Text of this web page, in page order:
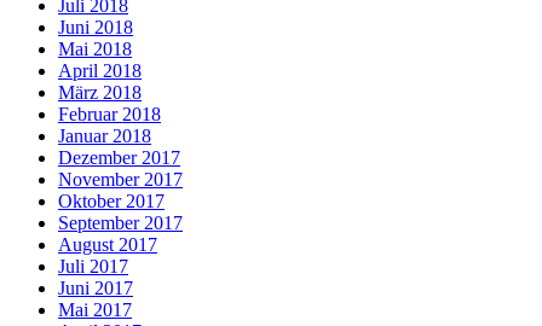
Juli 2018
Juni 2018
Mai 2018
April 2018
März 2018
Februar 2018
Januar 2018
Dezember 2017
November 2017
Oktober 2017
September 2017
August 2017
Juli 2017
Juni 2017
Mai 2017